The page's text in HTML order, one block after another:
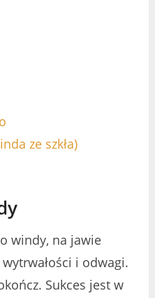
ze szkła)
windy, na jawie
i odwagi.
Sukces jest w